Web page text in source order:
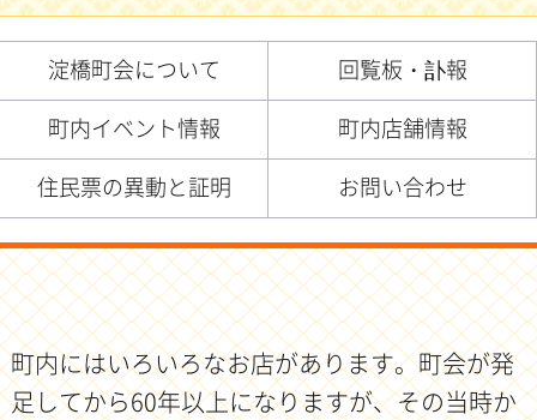
淀橋町会について
回覧板・訃報
町内イベント情報
町内店舗情報
住民票の異動と証明
お問い合わせ
町内にはいろいろなお店があります。町会が発
足してから60年以上になりますが、その当時か